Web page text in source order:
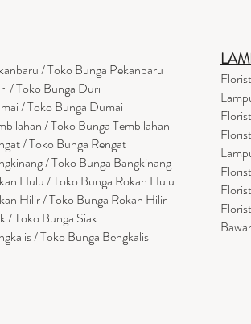
/ Toko Bunga Pekanbaru
/ Toko Bunga Duri
/ Toko Bunga Dumai
/ Toko Bunga Tembilahan
/ Toko Bunga Rengat
/ Toko Bunga Bangkinang
Hulu / Toko Bunga Rokan Hulu
Hilir / Toko Bunga Rokan Hilir
/ Toko Bunga Siak
/ Toko Bunga Bengkalis